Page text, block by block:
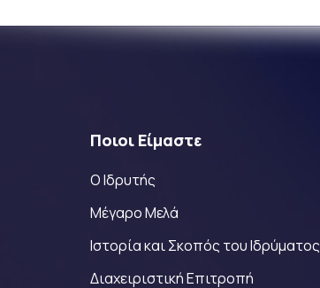
Ποιοι Είμαστε
Ο Ιδρυτής
Μέγαρο Μελά
Ιστορία και Σκοπός του Ιδρύματος
Διαχειριστική Επιτροπή